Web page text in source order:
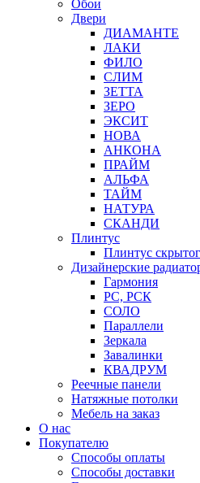
Обои
Двери
ДИАМАНТЕ
ЛАКИ
ФИЛО
СЛИМ
ЗЕТТА
ЗЕРО
ЭКСИТ
НОВА
АНКОНА
ПРАЙМ
АЛЬФА
ТАЙМ
НАТУРА
СКАНДИ
Плинтус
Плинтус
Дизайнерские
Гармония
РС, РСК
СОЛО
Параллели
Зеркала
Завалинки
КВАДРУМ
Реечные панели
Натяжные потолки
Мебель на заказ
О нас
Покупателю
Способы оплаты
Способы доставки